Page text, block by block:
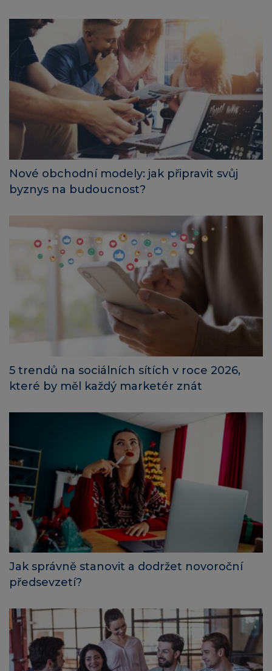
Nové obchodní modely: jak připravit svůj
byznys na budoucnost?
5 trendů na sociálních sítích v roce 2026,
které by měl každý marketér znát
Jak správně stanovit a dodržet novoroční
předsevzetí?